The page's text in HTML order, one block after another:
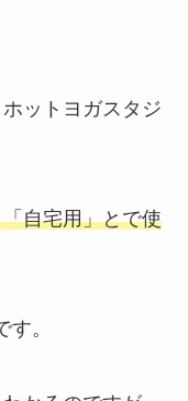
ットヨガスタジ
自宅用」とで使
。